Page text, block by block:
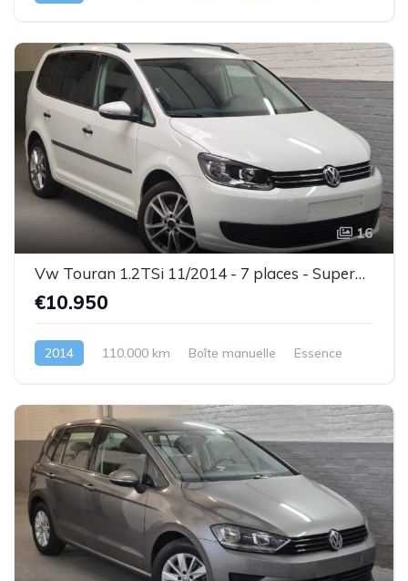
16
Vw Touran 1.2TSi 11/2014 - 7 places - Superbe état - Garantie
€10.950
2014 110.000 km Boîte manuelle Essence